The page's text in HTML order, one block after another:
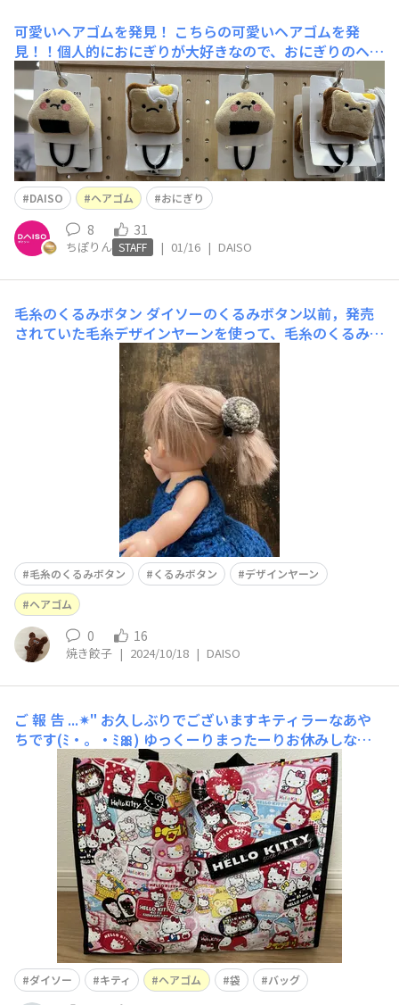
可愛いヘアゴムを発見！ こちらの可愛いヘアゴムを発
見！！個人的におにぎりが大好きなので、おにぎりのヘア
ゴムがとても可愛くて好きです！！！気になる方は、是非
チェックしてみてください！
DAISO ヘアゴム おにぎり
8 31
ちぽりん STAFF | 01/16 | DAISO
毛糸のくるみボタン ダイソーのくるみボタン以前，発売
されていた毛糸デザインヤーンを使って、毛糸のくるみボ
タンを編みました。ヘアゴムにアレンジしました。かぎ針
で意外と簡単に編めます。他の毛糸で編むのも可愛いと思
毛糸のくるみボタン くるみボタン
デザインヤーン
ヘアゴム
0 16
焼き餃子 | 2024/10/18 | DAISO
ご 報 告 ...✴︎" お久しぶりでございますキティラーなあや
ちです(ﾐ・。・ﾐ🎀) ゆっくーりまったーりお休みしなが
らとある勉強もしつつ8月からは就活に苦戦してました💔
面接2勝2敗ということで先週やっと無事に決まりまして✨
来週から勤務開始予定です💪 そんな就活前によく行くダ
イソーさんやっとキティちゃん
ダイソー キティ ヘアゴム 袋 バッグ